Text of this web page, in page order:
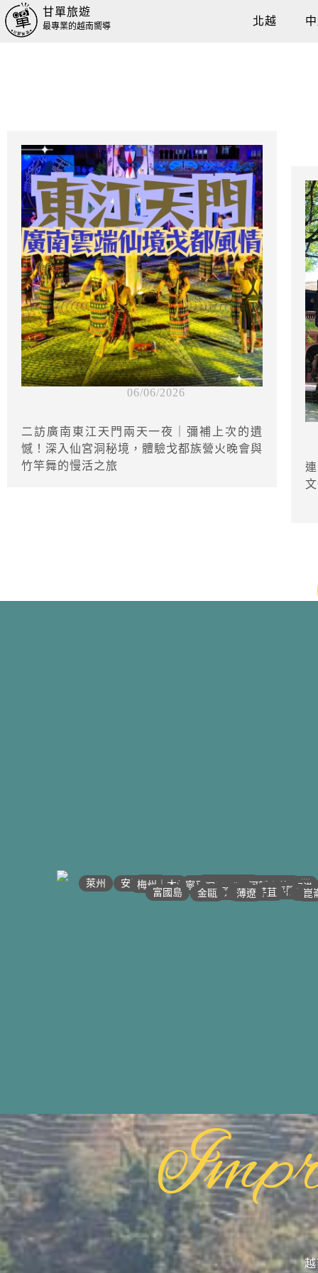
甘單旅遊
最專業的越南嚮導 北越
06/06/2026
二訪廣南東江天門兩天一夜｜彌補上次的遺
憾！深入仙宮洞秘境，體驗戈都族營火晚會與
竹竿舞的慢活之旅
• 河江｜高平
沙壩 •
萊州 • 宣光 •
安沛｜木江界 • • 太原
梅州｜木州 •• 北江｜北寧
• 下龍灣
• 河內
• 海防｜海洋
• 南定｜清化
寧平 •• 河靜｜義安
洞海 •
順化 •• 峴港
•
邦美蜀 •
大叻
平陽 •
西寧 •
胡志明 •
美萩 •
富國島 •迪石 •
金甌 • •
• 頭頓
• 芹苴 • 崑
• 薄遼